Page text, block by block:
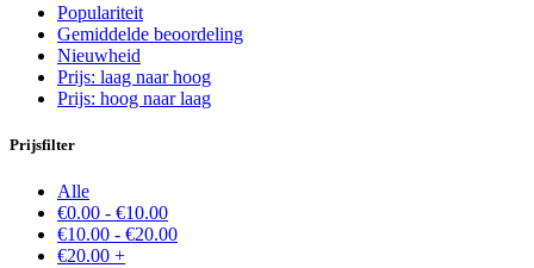
Populariteit
Gemiddelde beoordeling
Nieuwheid
Prijs: laag naar hoog
Prijs: hoog naar laag
Prijsfilter
Alle
€0.00 - €10.00
€10.00 - €20.00
€20.00 +